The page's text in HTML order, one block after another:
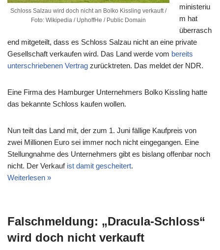
Schloss Salzau wird doch nicht an Bolko Kissling verkauft /
Foto: Wikipedia / UphoffHe / Public Domain
ministeriu
m hat
überrasch
end mitgeteilt, dass es Schloss Salzau nicht an eine private
Gesellschaft verkaufen wird. Das Land werde vom bereits
unterschriebenen Vertrag zurücktreten. Das meldet der NDR.
Eine Firma des Hamburger Unternehmers Bolko Kissling hatte
das bekannte Schloss kaufen wollen.
Nun teilt das Land mit, der zum 1. Juni fällige Kaufpreis von
zwei Millionen Euro sei immer noch nicht eingegangen. Eine
Stellungnahme des Unternehmers gibt es bislang offenbar noch
nicht. Der Verkauf ist damit gescheitert.
Weiterlesen »
Falschmeldung: „Dracula-Schloss“
wird doch nicht verkauft